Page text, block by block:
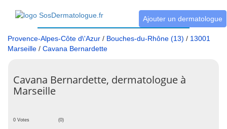
Ajouter un dermatologue
Provence-Alpes-Côte d\'Azur / Bouches-du-Rhône (13) / 13001
Marseille / Cavana Bernardette
Cavana Bernardette, dermatologue à
Marseille
0 Votes (0)